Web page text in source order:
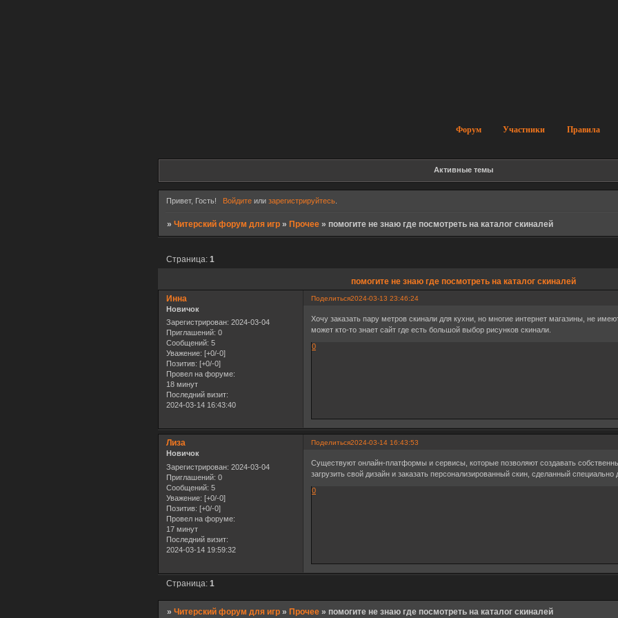
Форум Участники Правила
Активные темы
Привет, Гость! Войдитеили зарегистрируйтесь.
»Читерский форум для игр »Прочее » помогите не знаю где посмотреть на каталог скиналей
помогите не знаю где посмотреть на каталог скиналей
Страница:1
Поделиться2024-03-13 23:46:24
Инна
Новичок
Зарегистрирован: 2024-03-04
Приглашений: 0
Сообщений: 5
Уважение: [+0/-0]
Позитив: [+0/-0]
Провел на форуме:
18 минут
Последний визит:
2024-03-14 16:43:40
Хочу заказать пару метров скинали для кухни, но многие интернет магазины, не
может кто-то знает сайт где есть большой выбор рисунков скинали.
0
Поделиться2024-03-14 16:43:53
Лиза
Новичок
Зарегистрирован: 2024-03-04
Приглашений: 0
Сообщений: 5
Уважение: [+0/-0]
Позитив: [+0/-0]
Провел на форуме:
17 минут
Последний визит:
2024-03-14 19:59:32
Существуют онлайн-платформы и сервисы, которые позволяют создавать
загрузить свой дизайн и заказать персонализированный скин, сделанный специально
0
Страница:1
»Читерский форум для игр » Прочее » помогите не знаю где посмотреть на каталог скиналей